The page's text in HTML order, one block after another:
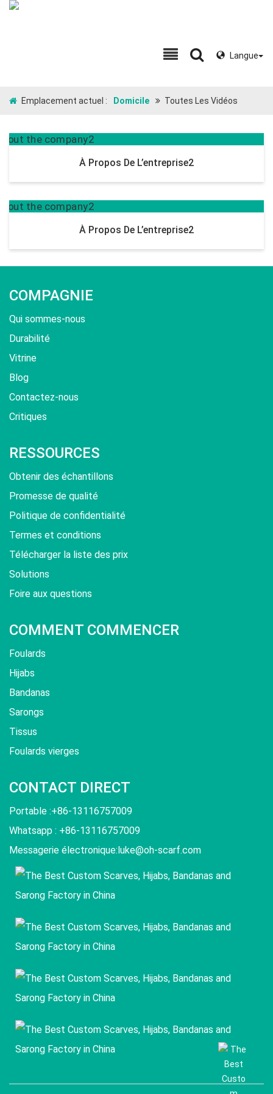
Langue
Emplacement actuel : Domicile Toutes Les Vidéos
À Propos De L’entreprise2
À Propos De L’entreprise2
COMPAGNIE
Qui sommes-nous
Durabilité
Vitrine
Blog
Contactez-nous
Critiques
RESSOURCES
Obtenir des échantillons
Promesse de qualité
Politique de confidentialité
Termes et conditions
Télécharger la liste des prix
Solutions
Foire aux questions
COMMENT COMMENCER
Foulards
Hijabs
Bandanas
Sarongs
Tissus
Foulards vierges
CONTACT DIRECT
Portable :+86-13116757009
Whatsapp : +86-13116757009
Messagerie électronique:luke@oh-scarf.com